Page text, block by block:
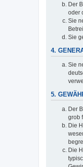
Der
oder
Sie
Sie
4.
Sie
5.
Der
grob
Die
Die